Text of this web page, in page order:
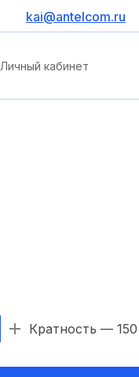
kai@antelcom.ru
Личный кабинет
Кратность —